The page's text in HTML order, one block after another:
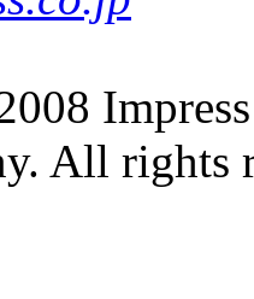
All rights